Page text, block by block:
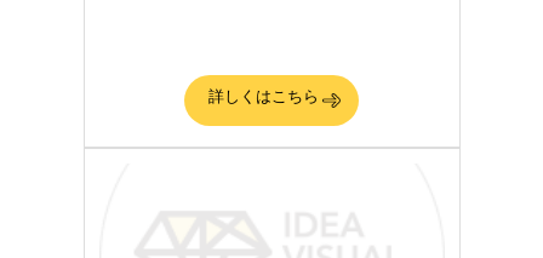
詳しくはこちら